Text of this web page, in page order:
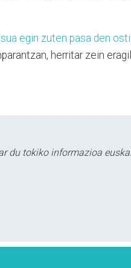
egin zuten pasa den
herritar zein
du tokiko informazioa